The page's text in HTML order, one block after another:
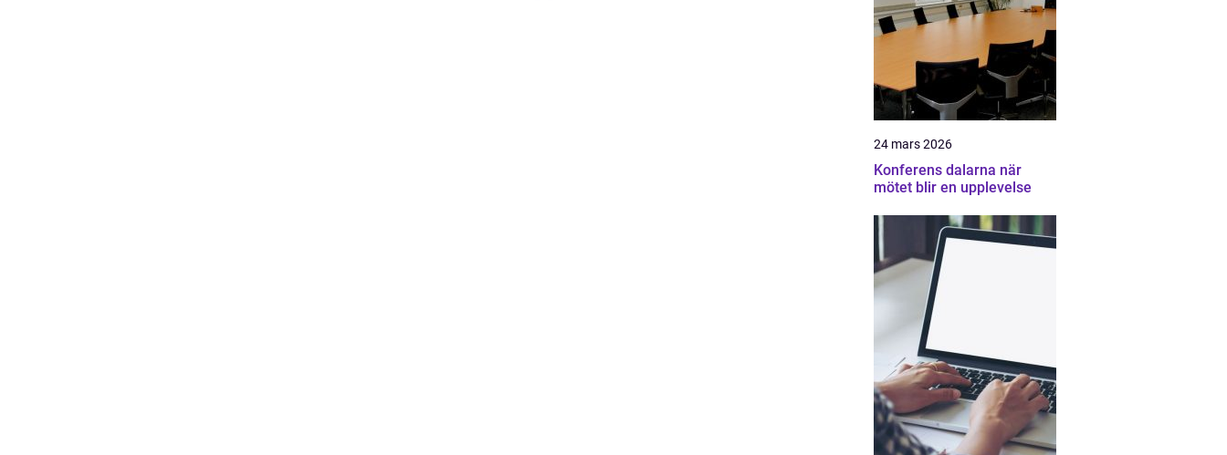
24 mars 2026
Konferens dalarna när
mötet blir en upplevelse